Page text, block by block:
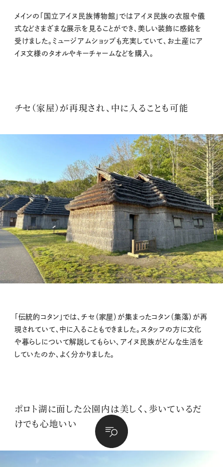
メインの「国立アイヌ民族博物館」ではアイヌ民族の衣服や儀
式などさまざまな展示を見ることができ、美しい装飾に感銘を
受けました。ミュージアムショップも充実していて、お土産にア
イヌ文様のタオルやキーチャームなどを購入。
チセ（家屋）が再現され、中に入ることも可能
「伝統的コタン」では、チセ（家屋）が集まったコタン（集落）が再
現されていて、中に入ることもできました。スタッフの方に文化
や暮らしについて解説してもらい、アイヌ民族がどんな生活を
していたのか、よく分かりました。
ポロト湖に面した公園内は美しく、歩いているだ
けでも心地いい